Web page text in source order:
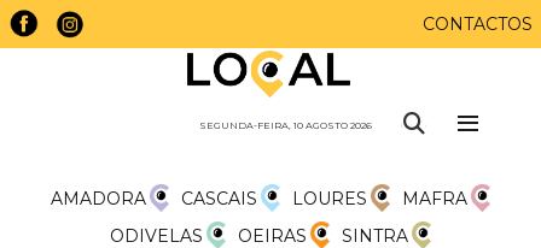
CONTACTOS
SEGUNDA-FEIRA, 10 AGOSTO 2026
AMADORA CASCAIS LOURES
MAFRA
ODIVELAS
OEIRAS SINTRA